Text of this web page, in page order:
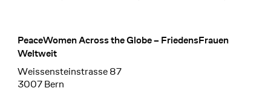
Footer
PeaceWomen Across the Globe – FriedensFrauen
Weltweit
Weissensteinstrasse 87
3007 Bern